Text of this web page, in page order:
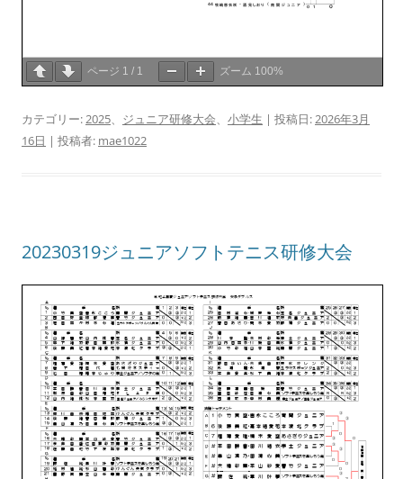
ページ 1 / 1 ズーム 100%
カテゴリー: 2025 ジュニア研修大会 小学生 | 投稿日: 2026年3月
16日 | 投稿者: mae1022
20230319ジュニアソフトテニス研修大会